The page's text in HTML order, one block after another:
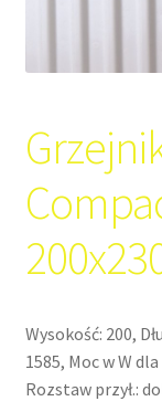
Wysokość: 200,
1585, Moc w W
Rozstaw przył.: